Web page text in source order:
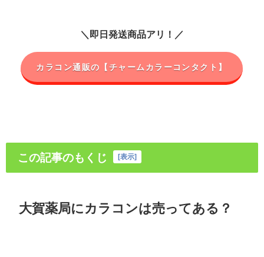
＼即日発送商品アリ！／
カラコン通販の【チャームカラーコンタクト】
この記事のもくじ 表示
大賀薬局にカラコンは売ってある？